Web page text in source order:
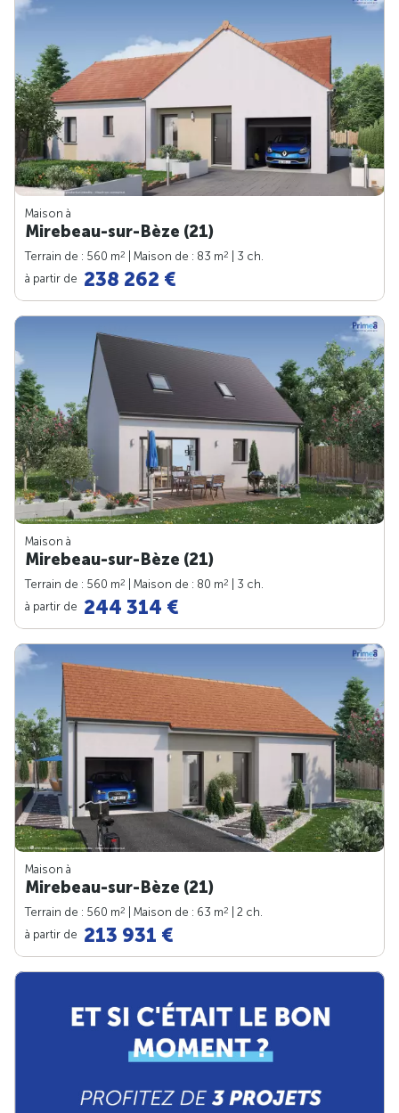
Maison à
Mirebeau-sur-Bèze (21)
Terrain de : 560 m2 | Maison de : 83 m2
| 3 ch.
à partir de 238 262 €
Maison à
Mirebeau-sur-Bèze (21)
Terrain de : 560 m2 | Maison de : 80 m2
| 3 ch.
à partir de 244 314 €
Maison à
Mirebeau-sur-Bèze (21)
Terrain de : 560 m2 | Maison de : 63 m2
| 2 ch.
à partir de 213 931 €